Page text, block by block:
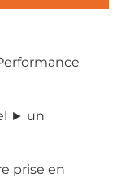
► un
prise en